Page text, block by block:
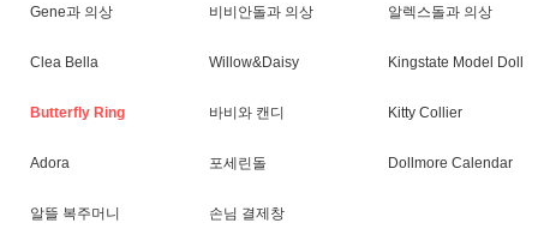
Gene과 의상 비비안돌과 의상 알렉스돌과 의상
Clea Bella Willow&Daisy Kingstate Model Doll
Butterfly Ring 바비와 캔디 Kitty Collier
Adora 포세린돌 Dollmore Calendar
알뜰 복주머니 손님 결제창